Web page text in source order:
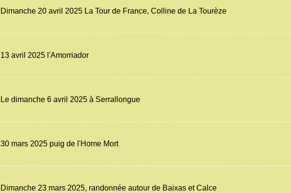
Dimanche 20 avril 2025 La Tour de France, Colline de La Tourèze
13 avril 2025 l'Amorriador
Le dimanche 6 avril 2025 à Serrallongue
30 mars 2025 puig de l'Home Mort
Dimanche 23 mars 2025, randonnée autour de Baixas et Calce